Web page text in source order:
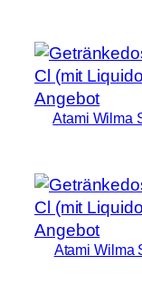
Angebot
im
Atami Wilma
Angebot
im
Atami Wilma